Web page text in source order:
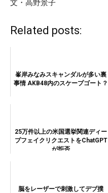
文・高野景子
Related posts:
峯岸みなみスキャンダルが多い裏
事情 AKB48内のスケープゴート？
25万件以上の米国選挙関連ディー
プフェイクリクエストをChatGPT
が拒否
脳をレーザーで刺激してデブ撲